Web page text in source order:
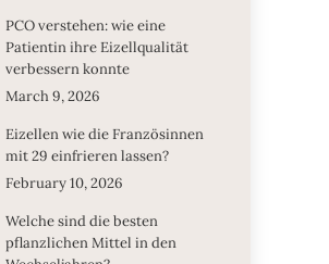
PCO verstehen: wie eine
Patientin ihre Eizellqualität
verbessern konnte
March 9, 2026
Eizellen wie die Französinnen
mit 29 einfrieren lassen?
February 10, 2026
Welche sind die besten
pflanzlichen Mittel in den